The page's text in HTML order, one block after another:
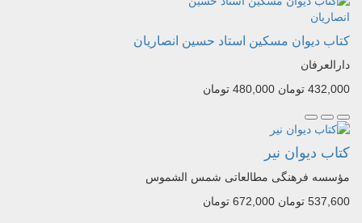
کتاب دیوان مسکین استاد حسین انصاریان
دارالعرفان
432,000 تومان
480,000 تومان
کتاب دیوان نیر
مؤسسه فرهنگی مطالعاتی شمس الشموس
537,600 تومان
672,000 تومان